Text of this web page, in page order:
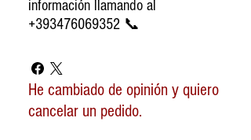
información llamando al
+393476069352 📞
He cambiado de opinión y quiero
cancelar un pedido.